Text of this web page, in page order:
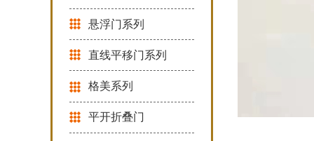
悬浮门系列
直线平移门系列
格美系列
平开折叠门